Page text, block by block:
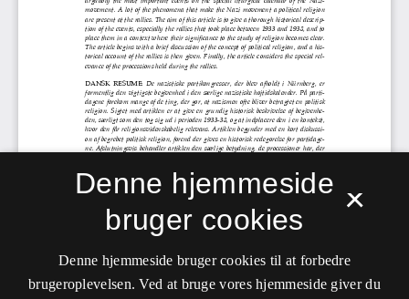
×
Denne hjemmeside
bruger cookies
Denne hjemmeside bruger cookies til at forbedre
brugeroplevelsen. Ved at bruge vores hjemmeside giver du